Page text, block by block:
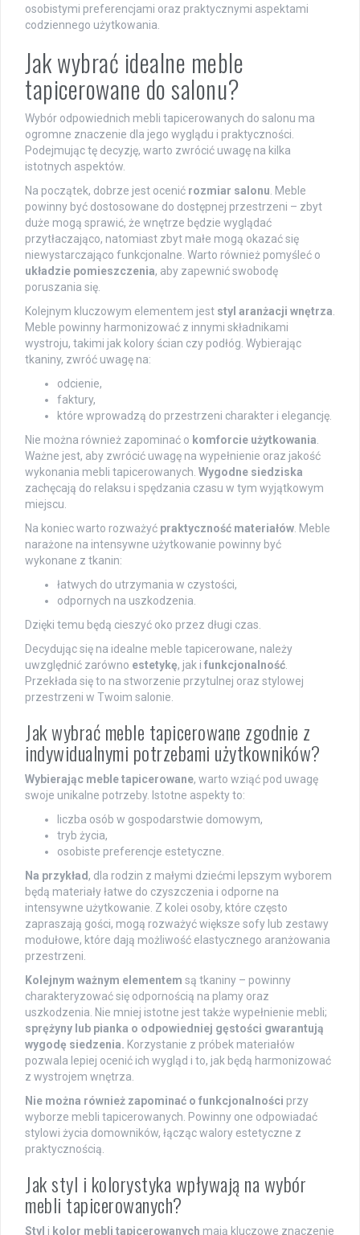
osobistymi preferencjami oraz praktycznymi aspektami
codziennego użytkowania.
Jak wybrać idealne meble
tapicerowane do salonu?
Wybór odpowiednich mebli tapicerowanych do salonu ma
ogromne znaczenie dla jego wyglądu i praktyczności.
Podejmując tę decyzję, warto zwrócić uwagę na kilka
istotnych aspektów.
Na początek, dobrze jest ocenić rozmiar salonu . Meble
powinny być dostosowane do dostępnej przestrzeni – zbyt
duże mogą sprawić, że wnętrze będzie wyglądać
przytłaczająco, natomiast zbyt małe mogą okazać się
niewystarczająco funkcjonalne. Warto również pomyśleć o
układzie pomieszczenia, aby zapewnić swobodę
poruszania się.
Kolejnym kluczowym elementem jest styl aranżacji wnętrza
Meble powinny harmonizować z innymi składnikami
wystroju, takimi jak kolory ścian czy podłóg. Wybierając
tkaniny, zwróć uwagę na:
odcienie,
faktury,
które wprowadzą do przestrzeni charakter i elegancję.
Nie można również zapominać o komforcie użytkowania
Ważne jest, aby zwrócić uwagę na wypełnienie oraz jakość
wykonania mebli tapicerowanych. Wygodne siedziska
zachęcają do relaksu i spędzania czasu w tym wyjątkowym
miejscu.
Na koniec warto rozważyć praktyczność materiałów . Meble
narażone na intensywne użytkowanie powinny być
wykonane z tkanin:
łatwych do utrzymania w czystości,
odpornych na uszkodzenia.
Dzięki temu będą cieszyć oko przez długi czas.
Decydując się na idealne meble tapicerowane, należy
uwzględnić zarówno estetykę, jak i funkcjonalność
Przekłada się to na stworzenie przytulnej oraz stylowej
przestrzeni w Twoim salonie.
Jak wybrać meble tapicerowane zgodnie z
indywidualnymi potrzebami użytkowników?
Wybierając meble tapicerowane, warto wziąć pod uwagę
swoje unikalne potrzeby. Istotne aspekty to:
liczba osób w gospodarstwie domowym,
tryb życia,
osobiste preferencje estetyczne.
Na przykład , dla rodzin z małymi dziećmi lepszym wyborem
będą materiały łatwe do czyszczenia i odporne na
intensywne użytkowanie. Z kolei osoby, które często
zapraszają gości, mogą rozważyć większe sofy lub zestawy
modułowe, które dają możliwość elastycznego aranżowania
przestrzeni.
Kolejnym ważnym elementem są tkaniny – powinny
charakteryzować się odpornością na plamy oraz
uszkodzenia. Nie mniej istotne jest także wypełnienie mebli;
sprężyny lub pianka o odpowiedniej gęstości gwarantują
wygodę siedzenia. Korzystanie z próbek materiałów
pozwala lepiej ocenić ich wygląd i to, jak będą harmonizować
z wystrojem wnętrza.
Nie można również zapominać o funkcjonalności przy
wyborze mebli tapicerowanych. Powinny one odpowiadać
stylowi życia domowników, łącząc walory estetyczne z
praktycznością.
Jak styl i kolorystyka wpływają na wybór
mebli tapicerowanych?
Styl i kolor mebli tapicerowanych mają kluczowe znaczenie